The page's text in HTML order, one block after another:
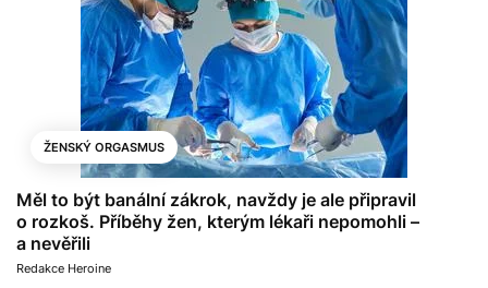
ŽENSKÝ ORGASMUS
Měl to být banální zákrok, navždy je ale připravil
o rozkoš. Příběhy žen, kterým lékaři nepomohli –
a nevěřili
Redakce Heroine